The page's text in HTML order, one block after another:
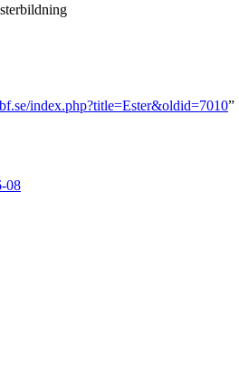
index.php?title=Ester&oldid=7010”
08